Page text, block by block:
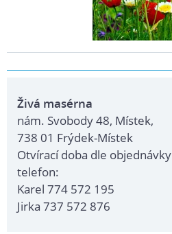
Živá masérna
nám. Svobody 48, Místek,
738 01 Frýdek-Místek
Otvírací doba dle objednávky
telefon:
Karel 774 572 195
Jirka 737 572 876